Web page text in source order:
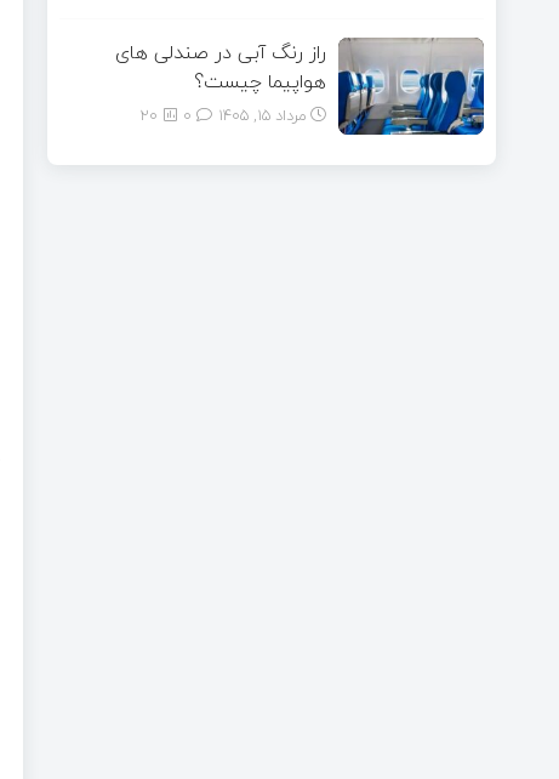
راز رنگ آبی در صندلی های
هواپیما چیست؟
مرداد ۱۵, ۱۴۰۵ 20